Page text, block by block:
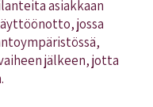
asiakkaan
jossa
jälkeen, jotta